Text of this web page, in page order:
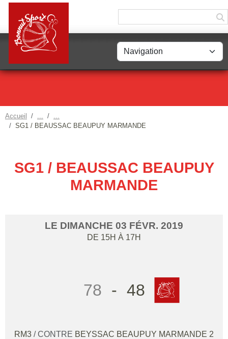
Accueil
SG1 / BEAUSSAC BEAUPUY MARMANDE
SG1 / BEAUSSAC BEAUPUY
MARMANDE
LE DIMANCHE 03 FÉVR. 2019
DE 15H À 17H
78 - 48
RM3 / CONTRE BEYSSAC BEAUPUY MARMANDE 2